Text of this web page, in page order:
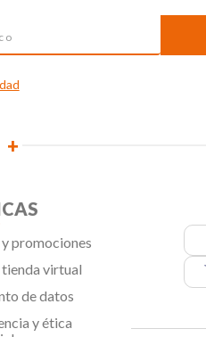
promociones
virtual
de datos
y ética